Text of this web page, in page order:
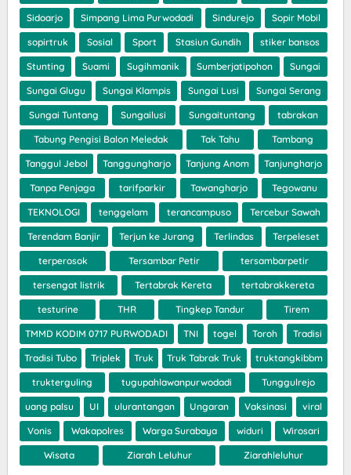
Sidoarjo Simpang Lima Purwodadi Sindurejo Sopir Mobil
sopirtruk Sosial Sport Stasiun Gundih stiker bansos
Stunting Suami Sugihmanik Sumberjatipohon Sungai
Sungai Glugu Sungai Klampis Sungai Lusi Sungai Serang
Sungai Tuntang Sungailusi Sungaituntang tabrakan
Tabung Pengisi Balon Meledak Tak Tahu Tambang
Tanggul Jebol Tanggungharjo Tanjung Anom Tanjungharjo
Tanpa Penjaga tarifparkir Tawangharjo Tegowanu
TEKNOLOGI tenggelam terancampuso Tercebur Sawah
Terendam Banjir Terjun ke Jurang Terlindas Terpeleset
terperosok Tersambar Petir tersambarpetir
tersengat listrik Tertabrak Kereta tertabrakkereta
testurine THR Tingkep Tandur Tirem
TMMD KODIM 0717 PURWODADI TNI togel Toroh Tradisi
Tradisi Tubo Triplek Truk Truk Tabrak Truk truktangkibbm
trukterguling tugupahlawanpurwodadi Tunggulrejo
uang palsu UI ulurantangan Ungaran Vaksinasi viral
Vonis Wakapolres Warga Surabaya widuri Wirosari
Wisata Ziarah Leluhur Ziarahleluhur